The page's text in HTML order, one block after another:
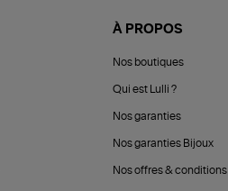
À PROPOS
Nos boutiques
Qui est Lulli ?
Nos garanties
Nos garanties Bijoux
Nos offres & conditions